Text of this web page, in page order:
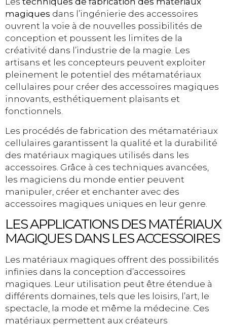
magiques dans l’ingénierie des accessoires
ouvrent la voie à de nouvelles possibilités de
conception et poussent les limites de la
créativité dans l’industrie de la magie. Les
artisans et les concepteurs peuvent exploiter
pleinement le potentiel des métamatériaux
cellulaires pour créer des accessoires magiques
innovants, esthétiquement plaisants et
fonctionnels.
Les procédés de fabrication des métamatériaux
cellulaires garantissent la qualité et la durabilité
des matériaux magiques utilisés dans les
accessoires. Grâce à ces techniques avancées,
les magiciens du monde entier peuvent
manipuler, créer et enchanter avec des
accessoires magiques uniques en leur genre.
LES APPLICATIONS DES MATÉRIAUX
MAGIQUES DANS LES ACCESSOIRES
Les matériaux magiques offrent des possibilités
infinies dans la conception d’accessoires
magiques. Leur utilisation peut être étendue à
différents domaines, tels que les loisirs, l’art, le
spectacle, la mode et même la médecine. Ces
matériaux permettent aux créateurs